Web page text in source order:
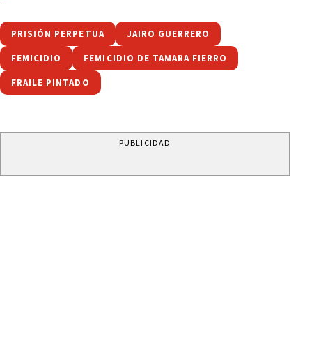
PRISIÓN PERPETUA JAIRO GUERRERO
FEMICIDIO FEMICIDIO DE TAMARA FIERRO
FRAILE PINTADO
PUBLICIDAD